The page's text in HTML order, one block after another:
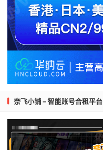
奈飞小铺 – 智能账号合租平台